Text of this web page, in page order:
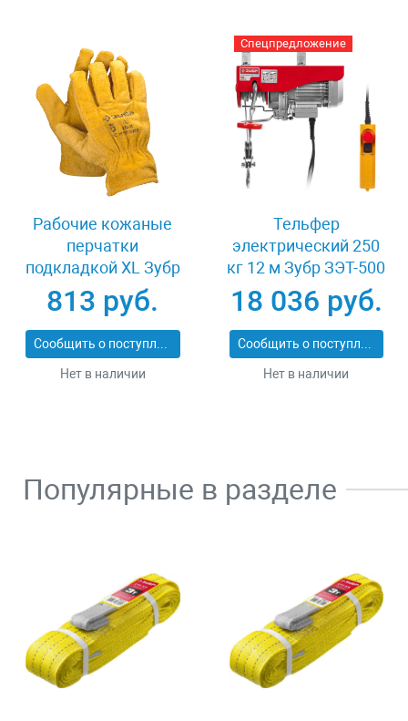
Рабочие кожаные
перчатки
подкладкой XL Зубр
МАСТЕР 1135-XL
813 руб.
Сообщить о поступлении
Нет в наличии
Спецпредложение
Тельфер
электрический 250
кг 12 м Зубр ЗЭТ-500
18 036 руб.
Сообщить о поступлении
Нет в наличии
Популярные в разделе